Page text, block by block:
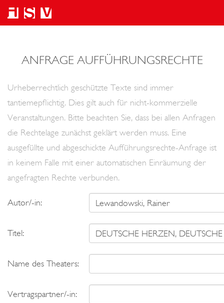
ANFRAGE AUFFÜHRUNGSRECHTE
Urheberrechtlich geschützte Texte sind immer
tantiemepflichtig. Dies gilt auch für nicht-kommerzielle
Veranstaltungen. Bitte beachten Sie, dass bei allen Anfragen
die Rechtelage zunächst geklärt werden muss. Eine
ausgefüllte und abgeschickte Aufführungsrechte-Anfrage ist
in keinem Falle mit einer automatischen Einräumung der
angefragten Rechte verbunden.
Autor/-in:
Titel:
Name des Theaters:
Vertragspartner/-in: